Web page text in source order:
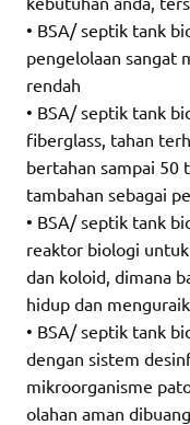
• BSA/ septik tank
pengelolaan sangat
rendah
• BSA/ septik tank
fiberglass, tahan
bertahan sampai 50
tambahan sebagai
• BSA/ septik tank
reaktor biologi
dan koloid, dimana
hidup dan
• BSA/ septik tank
dengan sistem
mikroorganisme
olahan aman